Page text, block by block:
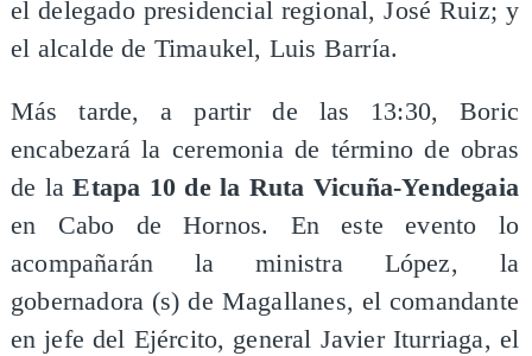
el delegado presidencial regional, José Ruiz; y
el alcalde de Timaukel, Luis Barría.
Más tarde, a partir de las 13:30, Boric
encabezará la ceremonia de término de obras
de laEtapa 10 de la Ruta Vicuña-Yendegaia
en Cabo de Hornos. En este evento lo
acompañarán la ministra López, la
gobernadora (s) de Magallanes, el comandante
en jefe del Ejército, general Javier Iturriaga, el